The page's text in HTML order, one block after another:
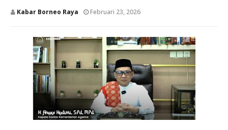
Kabar Borneo Raya Februari 23, 2026